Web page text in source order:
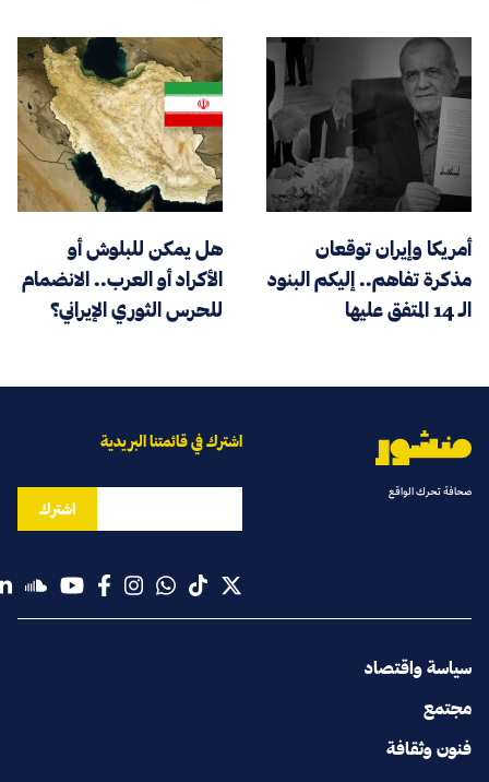
أمريكا وإيران توقعان
مذكرة تفاهم.. إليكم البنود
الـ 14 المتفق عليها
هل يمكن للبلوش أو
الأكراد أو العرب.. الانضمام
للحرس الثوري الإيراني؟
صحافة تحرك الواقع
سياسة واقتصاد
مجتمع
فنون وثقافة
اشترك في قائمتنا البريدية
اشترك